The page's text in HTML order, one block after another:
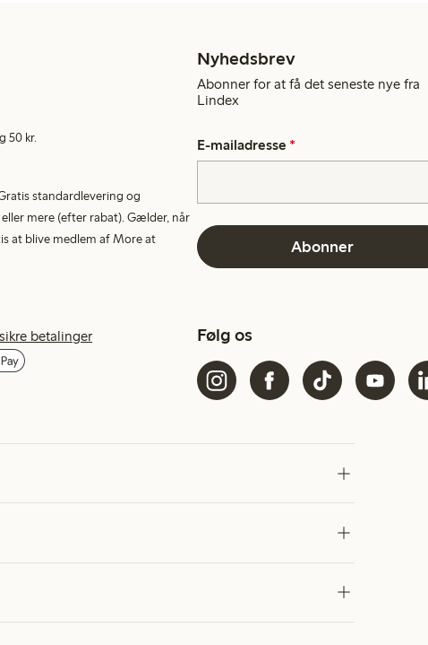
50 kr.
standardlevering og
mere (efter rabat). Gælder, når
at blive medlem af More at
Nyhedsbrev
Abonner for at få det seneste nye fra
Lindex
E-mailadresse *
Abonner
betalinger Følg os